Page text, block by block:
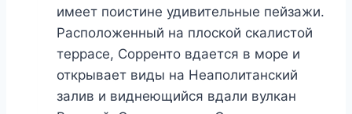
имеет поистине удивительные пейзажи.
Расположенный на плоской скалистой
террасе, Сорренто вдается в море и
открывает виды на Неаполитанский
залив и виднеющийся вдали вулкан